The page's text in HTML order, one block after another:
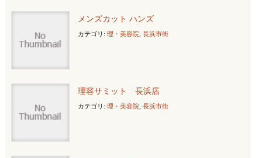
メンズカット ハンズ
カテゴリ: 理・美容院, 長浜市街
理容サミット 長浜店
カテゴリ: 理・美容院, 長浜市街